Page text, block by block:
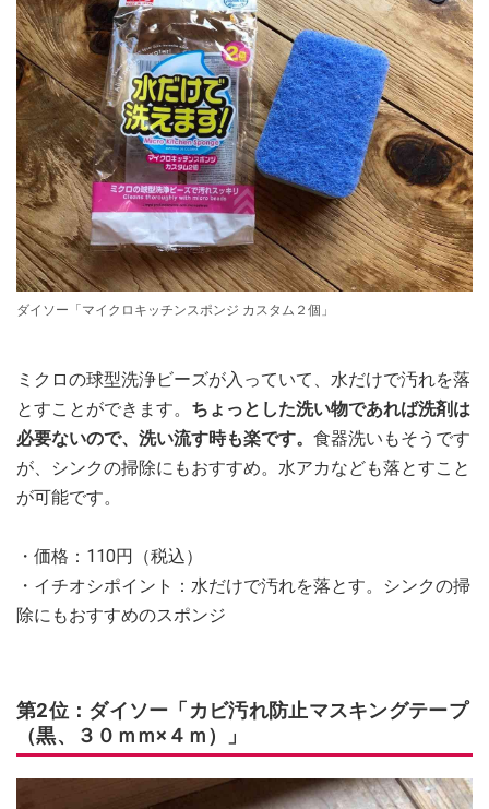
ダイソー「マイクロキッチンスポンジ カスタム２個」
ミクロの球型洗浄ビーズが入っていて、水だけで汚れを落
とすことができます。 ちょっとした洗い物であれば洗剤は
必要ないので、洗い流す時も楽です。 食器洗いもそうです
が、シンクの掃除にもおすすめ。水アカなども落とすこと
が可能です。
・価格：110円（税込）
・イチオシポイント：水だけで汚れを落とす。シンクの掃
除にもおすすめのスポンジ
第2位：ダイソー「カビ汚れ防止マスキングテープ
（黒、３０ｍｍ×４ｍ）」